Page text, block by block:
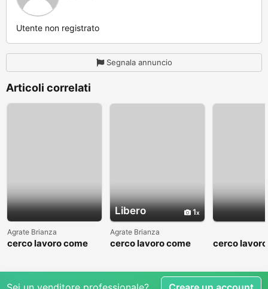
Utente non registrato
Segnala annuncio
Articoli correlati
Agrate Brianza
cerco lavoro come
Libero 1
Agrate Brianza
cerco lavoro come
cerco